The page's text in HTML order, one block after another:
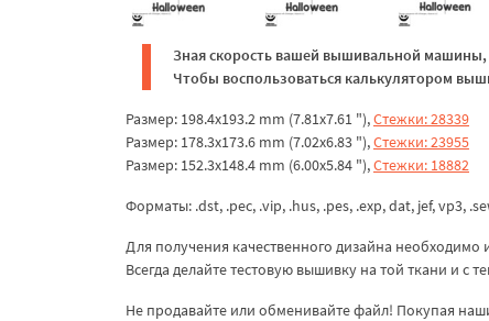
Зная скорость вашей вышивальной
Чтобы воспользоваться калькулятором
Размер: 198.4x193.2 mm (7.81x7.61 "),Стежки: 28339
Размер: 178.3x173.6 mm (7.02x6.83 "),Стежки: 23955
Размер: 152.3x148.4 mm (6.00x5.84 "),Стежки: 18882
Форматы: .dst, .pec, .vip, .hus, .pes, .exp, dat, jef, vp3,
Для получения качественного дизайна
Всегда делайте тестовую вышивку на той ткани и с
Не продавайте или обменивайте файл! Покупая